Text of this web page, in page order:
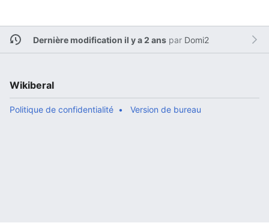
Dernière modification il y a 2 anspar Domi2
Wikiberal
Politique de confidentialité Version de bureau